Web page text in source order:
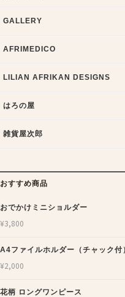
GALLERY
AFRIMEDICO
LILIAN AFRIKAN DESIGNS
はろの屋
雑貨屋次郎
おすすめ商品
おでかけミニショルダー
¥3,800
A4ファイルホルダー（チャック付
¥2,000
花柄 ロングワンピース